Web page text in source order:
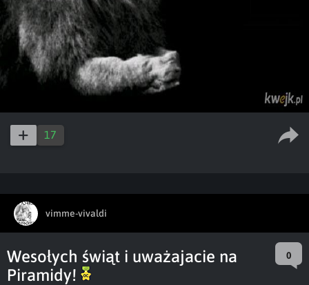
17
vimme-vivaldi
Wesołych świąt i uważajacie na
Piramidy!
0